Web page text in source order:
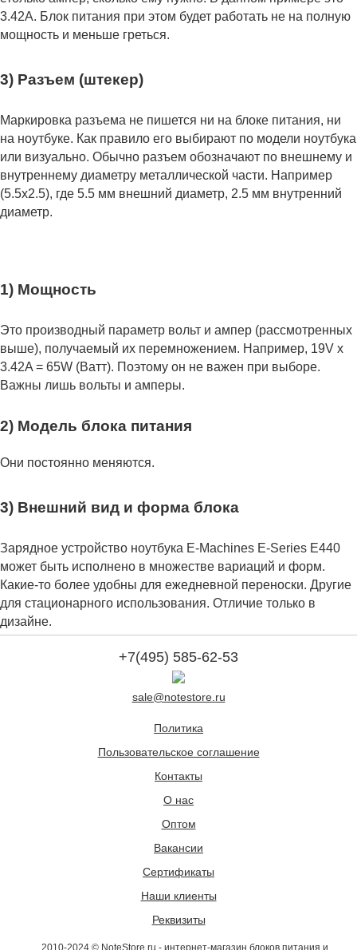
3.42А. Блок питания при этом будет работать не на полную
мощность и меньше греться.
3) Разъем (штекер)
Маркировка разъема не пишется ни на блоке питания, ни
на ноутбуке. Как правило его выбирают по модели ноутбука
или визуально. Обычно разъем обозначают по внешнему и
внутреннему диаметру металлической части. Например
(5.5x2.5), где 5.5 мм внешний диаметр, 2.5 мм внутренний
диаметр.
1) Мощность
Это производный параметр вольт и ампер (рассмотренных
выше), получаемый их перемножением. Например, 19V x
3.42A = 65W (Ватт). Поэтому он не важен при выборе.
Важны лишь вольты и амперы.
2) Модель блока питания
Они постоянно меняются.
3) Внешний вид и форма блока
Зарядное устройство ноутбука E-Machines E-Series E440
может быть исполнено в множестве вариаций и форм.
Какие-то более удобны для ежедневной переноски. Другие
для стационарного использования. Отличие только в
дизайне.
+7(495) 585-62-53
sale@notestore.ru
Политика
Пользовательское соглашение
Контакты
О нас
Оптом
Вакансии
Сертификаты
Наши клиенты
Реквизиты
2010-2024 © NoteStore.ru - интернет-магазин блоков питания и